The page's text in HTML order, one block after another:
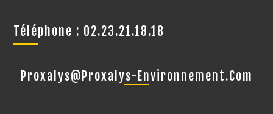
Téléphone : 02.23.21.18.18
Proxalys@proxalys-Environnement.com